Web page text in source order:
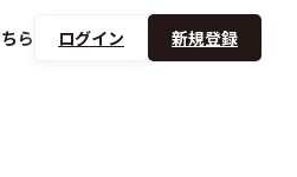
ら ログイン 新規登録